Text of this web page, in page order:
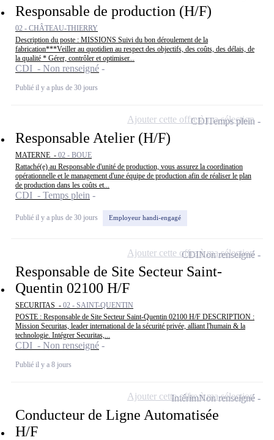
Responsable de production (H/F)
02 - CHÂTEAU-THIERRY
Description du poste : MISSIONS Suivi du bon déroulement de la
fabrication***Veiller au quotidien au respect des objectifs, des coûts, des délais, de
la qualité * Gérer, contrôler et optimiser...
CDI - Non renseigné
Publié il y a plus de 30 jours
Responsable Atelier (H/F)
MATERNE - 02 - BOUE
Rattaché(e) au Responsable d'unité de production, vous assurez la coordination
opérationnelle et le management d'une équipe de production afin de réaliser le plan
de production dans les coûts et...
CDI - Temps plein
Publié il y a plus de 30 jours Employeur handi-engagé
CDITemps plein
Ajouter cette offre à ma sélection
Responsable de Site Secteur Saint-
Quentin 02100 H/F
SECURITAS - 02 - SAINT-QUENTIN
POSTE : Responsable de Site Secteur Saint-Quentin 02100 H/F DESCRIPTION :
Mission Securitas, leader international de la sécurité privée, alliant l'humain & la
technologie. Intégrer Securitas,...
CDI - Non renseigné
Publié il y a 8 jours
CDINon renseigné
Ajouter cette offre à ma sélection
Conducteur de Ligne Automatisée
H/F
IntérimNon renseigné
Ajouter cette offre à ma sélection